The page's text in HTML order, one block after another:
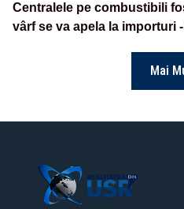
Centralele pe combustibili
vârf se va apela la importuri
Mai